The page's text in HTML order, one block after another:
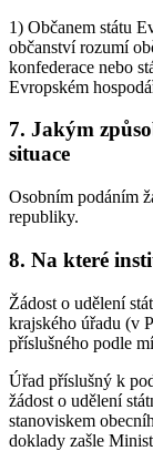
1) Občanem státu
občanství rozumí
konfederace nebo
Evropském
7. Jakým
situace
Osobním podáním
republiky.
8. Na které
Žádost o udělení
krajského úřadu (v
příslušného podle
Úřad příslušný k
žádost o udělení
stanoviskem
doklady zašle